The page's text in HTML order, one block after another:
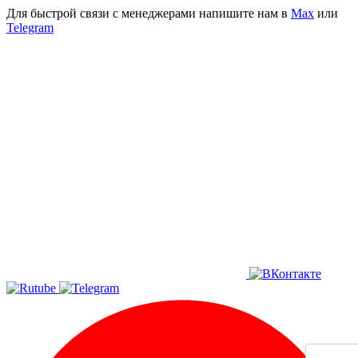
Для быстрой связи с менеджерами напишите нам в Мах или
Telegram